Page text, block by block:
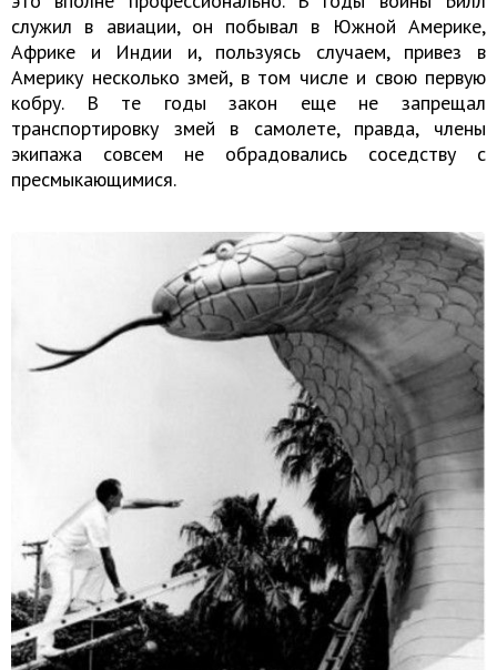
служил в авиации, он побывал в Южной Америке,
Африке и Индии и, пользуясь случаем, привез в
Америку несколько змей, в том числе и свою первую
кобру. В те годы закон еще не запрещал
транспортировку змей в самолете, правда, члены
экипажа совсем не обрадовались соседству с
пресмыкающимися.